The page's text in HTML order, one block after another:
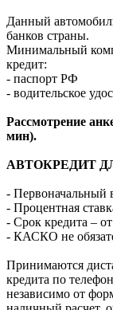
Данный
банков страны.
Минимальный
кредит:
- паспорт РФ
- водительское
Рассмотрение
мин).
АВТОКРЕДИТ
- Первоначальный
- Процентная
- Срок кредита –
- КАСКО не
Принимаются
кредита по
независимо от